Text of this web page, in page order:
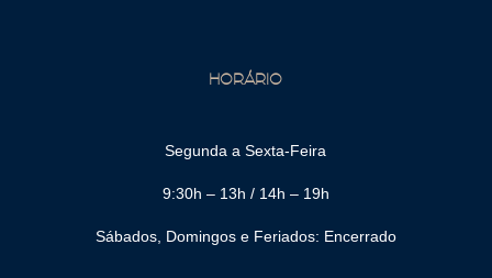
HORÁRIO
Segunda a Sexta-Feira
9:30h – 13h / 14h – 19h
Sábados, Domingos e Feriados: Encerrado